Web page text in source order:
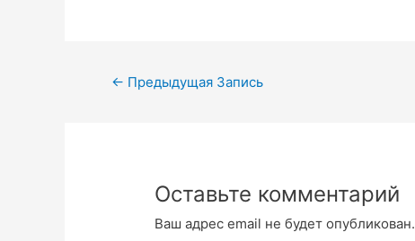
← Предыдущая Запись
Оставьте комментарий
Ваш адрес email не будет опубликован.